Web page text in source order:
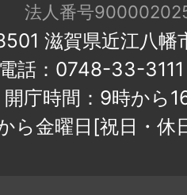
法人番号
滋賀県近江八幡
電話：0748-33-
開庁時間：9時から
ら金曜日[祝日・